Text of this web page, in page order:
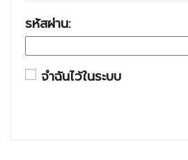
รหัสผ่าน:
จำฉันไว้ในระบบ